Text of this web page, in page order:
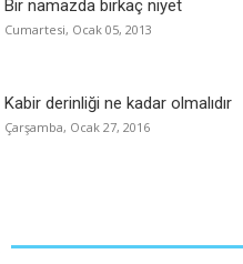
Bir namazda birkaç niyet
Cumartesi, Ocak 05, 2013
Kabir derinliği ne kadar olmalıdır
Çarşamba, Ocak 27, 2016